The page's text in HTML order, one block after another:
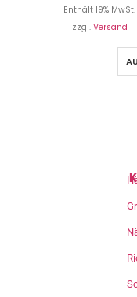
Enthält 19% MwSt.
zzgl. Versand